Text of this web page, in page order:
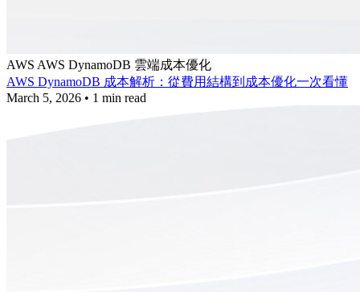
AWS AWS DynamoDB 雲端成本優化
AWS DynamoDB 成本解析：從費用結構到成本優化一次看懂
March 5, 2026 • 1 min read